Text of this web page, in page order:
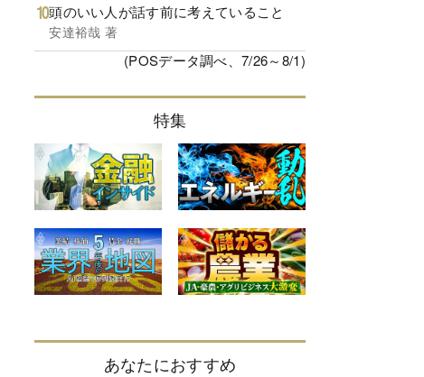
頭のいい人が話す前に考えていること
安達裕哉 著
(POSデータ調べ、7/26～8/1)
特集
あなたにおすすめ